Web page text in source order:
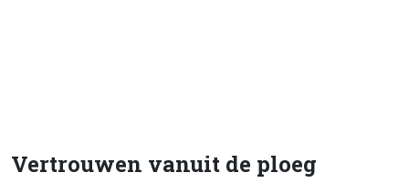
Vertrouwen vanuit de ploeg